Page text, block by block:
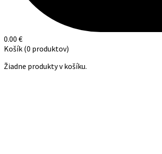
0.00 €
Košík (0 produktov)
Žiadne produkty v košíku.